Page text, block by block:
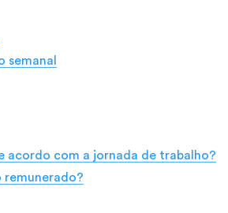
semanal
acordo com a jornada de trabalho?
remunerado?